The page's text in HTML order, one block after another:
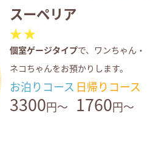
スーペリア
個室ゲージタイプで、ワンちゃん・
ネコちゃんをお預かりします。
お泊りコース
3300円～
日帰りコース
1760円～